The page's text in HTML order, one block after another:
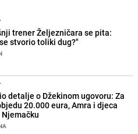
trener Željezničara se pita:
stvorio toliki dug?"
detalje o Džekinom ugovoru: Za
20.000 eura, Amra i djeca